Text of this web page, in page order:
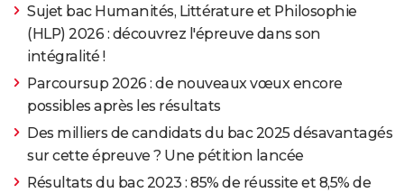
Sujet bac Humanités, Littérature et Philosophie
(HLP) 2026 : découvrez l'épreuve dans son
intégralité !
Parcoursup 2026 : de nouveaux vœux encore
possibles après les résultats
Des milliers de candidats du bac 2025 désavantagés
sur cette épreuve ? Une pétition lancée
Résultats du bac 2023 : 85% de réussite et 8,5% de